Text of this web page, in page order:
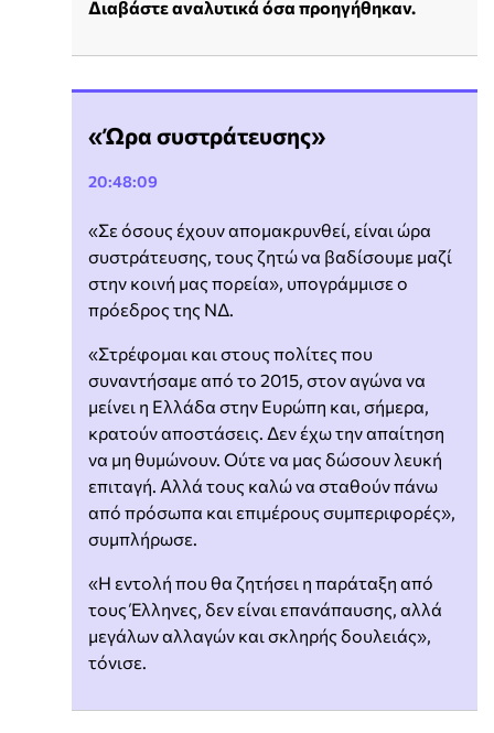
Διαβάστε αναλυτικά όσα προηγήθηκαν.
«Ώρα συστράτευσης»
20:48:09
«Σε όσους έχουν απομακρυνθεί, είναι ώρα
συστράτευσης, τους ζητώ να βαδίσουμε μαζί
στην κοινή μας πορεία», υπογράμμισε ο
πρόεδρος της ΝΔ.
«Στρέφομαι και στους πολίτες που
συναντήσαμε από το 2015, στον αγώνα να
μείνει η Ελλάδα στην Ευρώπη και, σήμερα,
κρατούν αποστάσεις. Δεν έχω την απαίτηση
να μη θυμώνουν. Ούτε να μας δώσουν λευκή
επιταγή. Αλλά τους καλώ να σταθούν πάνω
από πρόσωπα και επιμέρους συμπεριφορές»,
συμπλήρωσε.
«Η εντολή που θα ζητήσει η παράταξη από
τους Έλληνες, δεν είναι επανάπαυσης, αλλά
μεγάλων αλλαγών και σκληρής δουλειάς»,
τόνισε.